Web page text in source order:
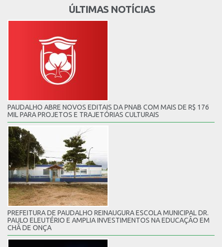
ÚLTIMAS NOTÍCIAS
PAUDALHO ABRE NOVOS EDITAIS DA PNAB COM MAIS DE R$ 176
MIL PARA PROJETOS E TRAJETÓRIAS CULTURAIS
PREFEITURA DE PAUDALHO REINAUGURA ESCOLA MUNICIPAL DR.
PAULO ELEUTÉRIO E AMPLIA INVESTIMENTOS NA EDUCAÇÃO EM
CHÃ DE ONÇA